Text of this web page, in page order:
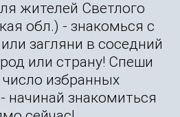
жителей Светлого
обл.) - знакомься с
загляни в соседний
или страну! Спеши
избранных
начинай знакомиться